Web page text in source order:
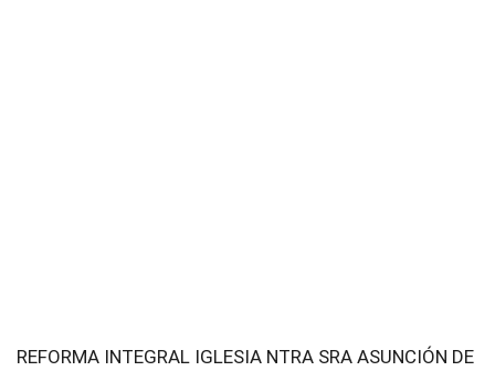
REFORMA INTEGRAL IGLESIA NTRA SRA ASUNCIÓN DE